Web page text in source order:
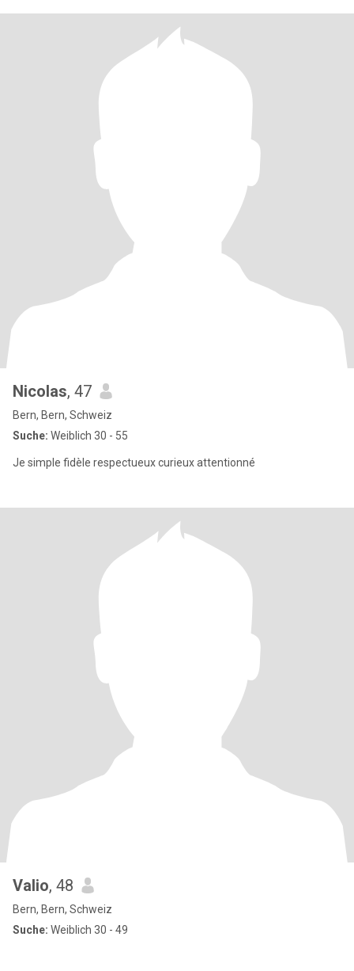
Nicolas, 47
Bern, Bern, Schweiz
Suche: Weiblich 30 - 55
Je simple fidèle respectueux curieux attentionné
Valio, 48
Bern, Bern, Schweiz
Suche: Weiblich 30 - 49